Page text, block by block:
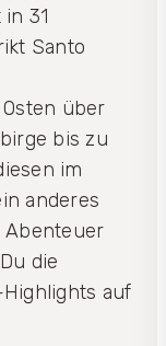
31
Santo
über
bis zu
im
anderes
Abenteuer
die
auf